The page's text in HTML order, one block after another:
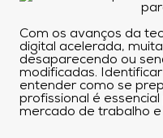
Com os avanços da
digital acelerada,
desaparecendo ou
modificadas.
entender como se
profissional é
mercado de trabalho